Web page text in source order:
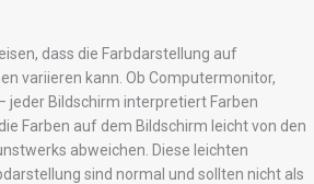
dass die Farbdarstellung auf
variieren kann. Ob Computermonitor,
jeder Bildschirm interpretiert Farben
Farben auf dem Bildschirm leicht von den
abweichen. Diese leichten
sind normal und sollten nicht als